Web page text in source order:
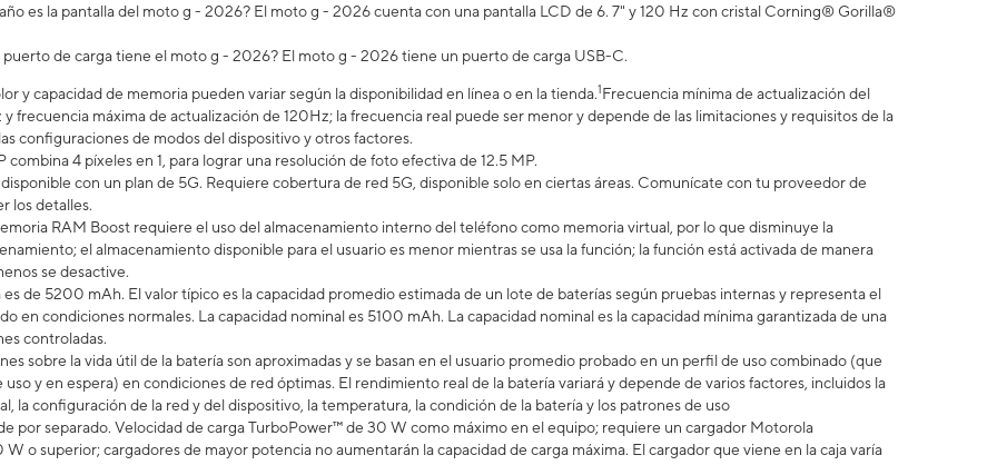
es la pantalla del moto g - 2026? El moto g - 2026 cuenta con una pantalla LCD de 6. 7" y 120 Hz con cristal Corning® Gorilla®
de carga tiene el moto g - 2026? El moto g - 2026 tiene un puerto de carga USB-C.
y capacidad de memoria pueden variar según la disponibilidad en línea o en la tienda.1Frecuencia mínima de actualización del
frecuencia máxima de actualización de 120Hz; la frecuencia real puede ser menor y depende de las limitaciones y requisitos de la
configuraciones de modos del dispositivo y otros factores.
combina 4 píxeles en 1, para lograr una resolución de foto efectiva de 12.5 MP.
con un plan de 5G. Requiere cobertura de red 5G, disponible solo en ciertas áreas. Comunícate con tu proveedor de
los detalles.
RAM Boost requiere el uso del almacenamiento interno del teléfono como memoria virtual, por lo que disminuye la
el almacenamiento disponible para el usuario es menor mientras se usa la función; la función está activada de manera
se desactive.
es de 5200 mAh. El valor típico es la capacidad promedio estimada de un lote de baterías según pruebas internas y representa el
en condiciones normales. La capacidad nominal es 5100 mAh. La capacidad nominal es la capacidad mínima garantizada de una
controladas.
sobre la vida útil de la batería son aproximadas y se basan en el usuario promedio probado en un perfil de uso combinado (que
y en espera) en condiciones de red óptimas. El rendimiento real de la batería variará y depende de varios factores, incluidos la
la configuración de la red y del dispositivo, la temperatura, la condición de la batería y los patrones de uso
por separado. Velocidad de carga TurboPower™ de 30 W como máximo en el equipo; requiere un cargador Motorola
o superior; cargadores de mayor potencia no aumentarán la capacidad de carga máxima. El cargador que viene en la caja varía